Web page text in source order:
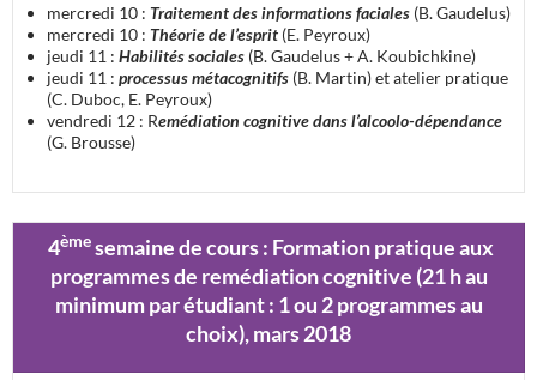
mercredi 10 : Traitement des informations faciales (B. Gaudelus)
mercredi 10 : Théorie de l’esprit (E. Peyroux)
jeudi 11 : Habilités sociales (B. Gaudelus + A. Koubichkine)
jeudi 11 : processus métacognitifs (B. Martin) et atelier pratique
(C. Duboc, E. Peyroux)
vendredi 12 : Remédiation cognitive dans l’alcoolo-dépendance
(G. Brousse)
4èmesemaine de cours : Formation pratique aux
programmes de remédiation cognitive (21 h au
minimum par étudiant : 1 ou 2 programmes au
choix), mars 2018